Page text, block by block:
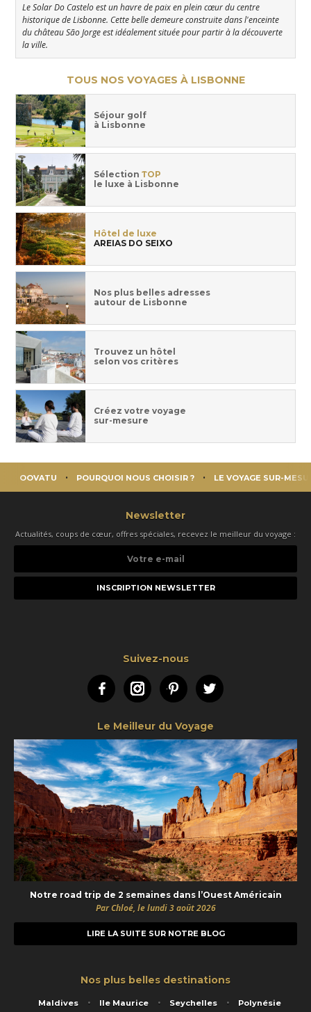
Le Solar Do Castelo est un havre de paix en plein cœur du centre
historique de Lisbonne. Cette belle demeure construite dans l'enceinte
du château São Jorge est idéalement située pour partir à la découverte
la ville.
TOUS NOS VOYAGES À LISBONNE
Séjour golf
à Lisbonne
Sélection TOP
le luxe à Lisbonne
Hôtel de luxe
AREIAS DO SEIXO
Nos plus belles adresses
autour de Lisbonne
Trouvez un hôtel
selon vos critères
Créez votre voyage
sur-mesure
OOVATU POURQUOI NOUS CHOISIR ? LE VOYAGE SUR-
Newsletter
Actualités, coups de cœur, offres spéciales, recevez le meilleur du voyage :
e-
Suivez-nous
FacebookInstagramPinterestTwitter
Le Meilleur du Voyage
Notre road trip de 2 semaines dans l’Ouest Américain
Par Chloé, le lundi 3 août 2026
LIRE LA SUITE SUR NOTRE BLOG
Nos plus belles destinations
Maldives Ile Maurice Seychelles Polynésie